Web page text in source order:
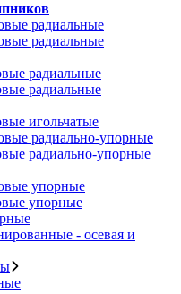
радиальные
радиальные
радиальные
радиальные
игольчатые
радиально-упорные
радиально-упорные
упорные
упорные
- осевая и